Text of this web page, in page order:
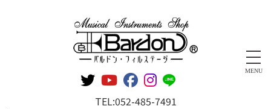
MENU
TEL:052-485-7491